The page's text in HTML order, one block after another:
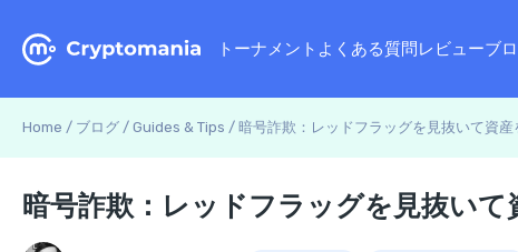
トーナメント よくある質問 レビューブ
Home / ブログ / Guides & Tips / 暗号詐欺：レッドフラッグを見抜いて資産
暗号詐欺：レッドフラッグを見抜いて